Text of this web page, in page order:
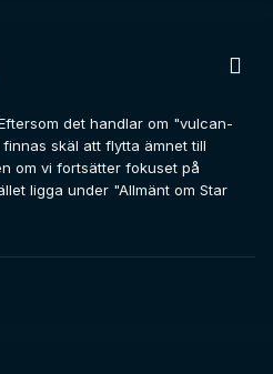
det handlar om "vulcan-
skäl att flytta ämnet till
om vi fortsätter fokuset på
ligga under "Allmänt om Star